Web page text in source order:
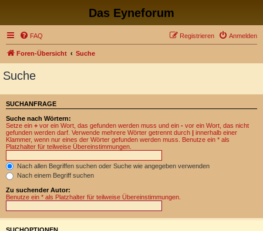
Das Eyneforum
FAQ Anmelden
Registrieren
Foren-Übersicht Suche
Suche
SUCHANFRAGE
Suche nach Wörtern:
Setze ein + vor ein Wort, das gefunden werden muss und ein - vor ein Wort, das nicht
gefunden werden darf. Verwende mehrere Wörter getrennt durch | innerhalb einer
Klammer, wenn nur eines der Wörter gefunden werden muss. Benutze ein * als
Platzhalter für teilweise Übereinstimmungen.
Nach allen Begriffen suchen oder Suche wie angegeben verwenden
Nach einem Begriff suchen
Zu suchender Autor:
Benutze ein * als Platzhalter für teilweise Übereinstimmungen.